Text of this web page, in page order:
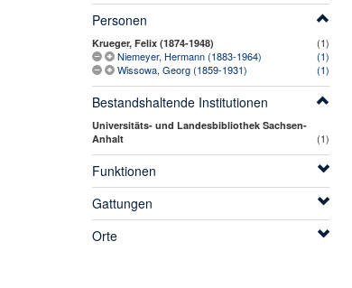
Personen
Krueger, Felix (1874-1948)
(1)
Niemeyer, Hermann (1883-1964)
(1)
Wissowa, Georg (1859-1931)
(1)
Bestandshaltende Institutionen
Universitäts- und Landesbibliothek Sachsen-
Anhalt
(1)
Funktionen
Gattungen
Orte